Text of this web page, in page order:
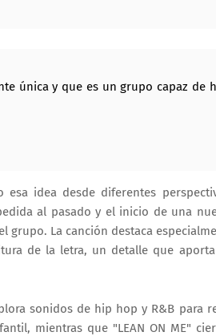
única y que es un grupo capaz de
idea desde diferentes
al pasado y el inicio de una
grupo. La canción destaca
de la letra, un detalle que
sonidos de hip hop y R&B para
mientras que "LEAN ON ME"